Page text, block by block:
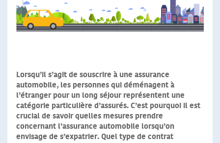
Lorsqu’il s’agit de souscrire à une assurance
automobile, les personnes qui déménagent à
l’étranger pour un long séjour représentent une
catégorie particulière d’assurés. C’est pourquoi il est
crucial de savoir quelles mesures prendre
concernant l’assurance automobile lorsqu’on
envisage de s’expatrier. Quel type de contrat